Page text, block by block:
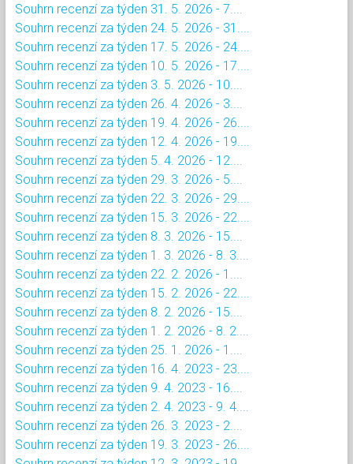
Souhrn recenzí za týden 31. 5. 2026 - 7....
Souhrn recenzí za týden 24. 5. 2026 - 31....
Souhrn recenzí za týden 17. 5. 2026 - 24....
Souhrn recenzí za týden 10. 5. 2026 - 17....
Souhrn recenzí za týden 3. 5. 2026 - 10....
Souhrn recenzí za týden 26. 4. 2026 - 3....
Souhrn recenzí za týden 19. 4. 2026 - 26....
Souhrn recenzí za týden 12. 4. 2026 - 19....
Souhrn recenzí za týden 5. 4. 2026 - 12....
Souhrn recenzí za týden 29. 3. 2026 - 5....
Souhrn recenzí za týden 22. 3. 2026 - 29....
Souhrn recenzí za týden 15. 3. 2026 - 22....
Souhrn recenzí za týden 8. 3. 2026 - 15....
Souhrn recenzí za týden 1. 3. 2026 - 8. 3....
Souhrn recenzí za týden 22. 2. 2026 - 1....
Souhrn recenzí za týden 15. 2. 2026 - 22....
Souhrn recenzí za týden 8. 2. 2026 - 15....
Souhrn recenzí za týden 1. 2. 2026 - 8. 2....
Souhrn recenzí za týden 25. 1. 2026 - 1....
Souhrn recenzí za týden 16. 4. 2023 - 23....
Souhrn recenzí za týden 9. 4. 2023 - 16....
Souhrn recenzí za týden 2. 4. 2023 - 9. 4....
Souhrn recenzí za týden 26. 3. 2023 - 2....
Souhrn recenzí za týden 19. 3. 2023 - 26....